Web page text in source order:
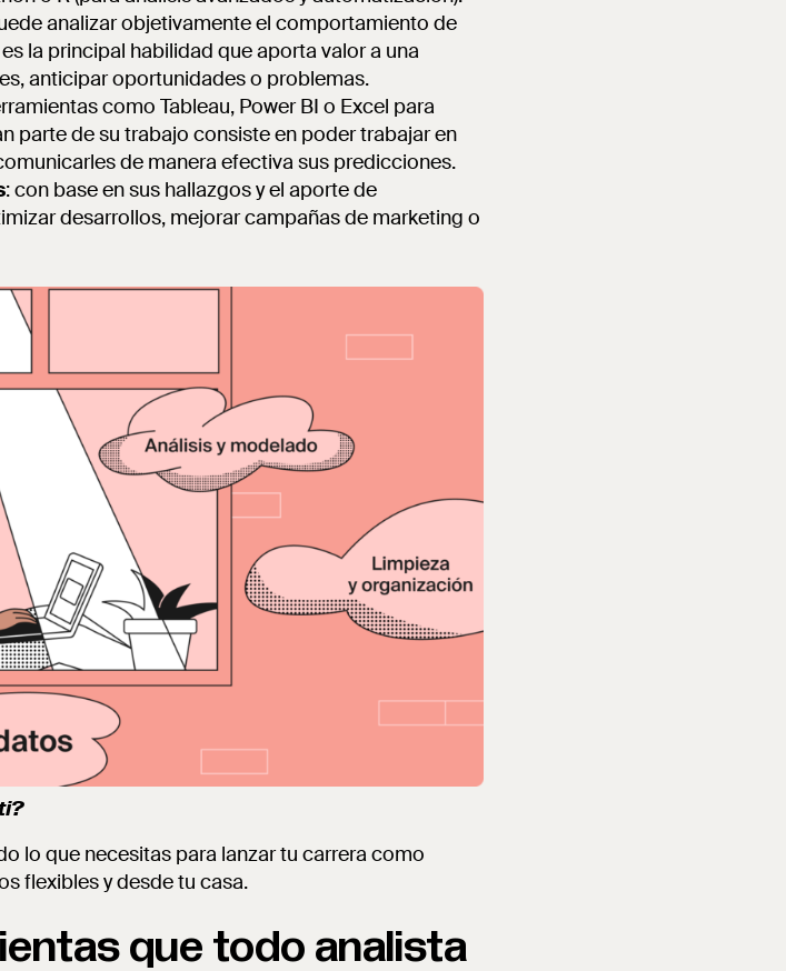
analizar objetivamente el comportamiento de
la principal habilidad que aporta valor a una
anticipar oportunidades o problemas.
como Tableau, Power BI o Excel para
parte de su trabajo consiste en poder trabajar en
de manera efectiva sus predicciones.
: con base en sus hallazgos y el aporte de
desarrollos, mejorar campañas de marketing o
lo que necesitas para lanzar tu carrera como
flexibles y desde tu casa.
que todo analista